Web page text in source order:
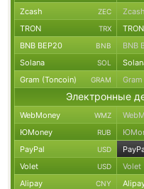
Zcash ZEC Zcash
TRON TRX TRON
BNB BEP20 BNB BNB
Solana SOL
Gram (Toncoin) GRAM
Электронные
WebMoney WMZ
ЮMoney RUB
PayPal USD
Volet USD Volet
Alipay CNY